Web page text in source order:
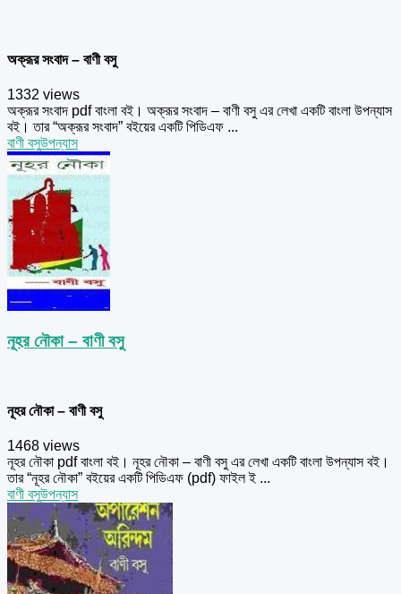
অক্রূর সংবাদ – বাণী বসু
1332 views
অক্রূর সংবাদ pdf বাংলা বই। অক্রূর সংবাদ – বাণী বসু এর লেখা একটি বাংলা উপন্যাস
বই। তার “অক্রূর সংবাদ” বইয়ের একটি পিডিএফ ...
বাণী বসুউপন্যাস
নূহর নৌকা – বাণী বসু
নূহর নৌকা – বাণী বসু
1468 views
নূহর নৌকা pdf বাংলা বই। নূহর নৌকা – বাণী বসু এর লেখা একটি বাংলা উপন্যাস বই।
তার “নূহর নৌকা” বইয়ের একটি পিডিএফ (pdf) ফাইল ই ...
বাণী বসুউপন্যাস